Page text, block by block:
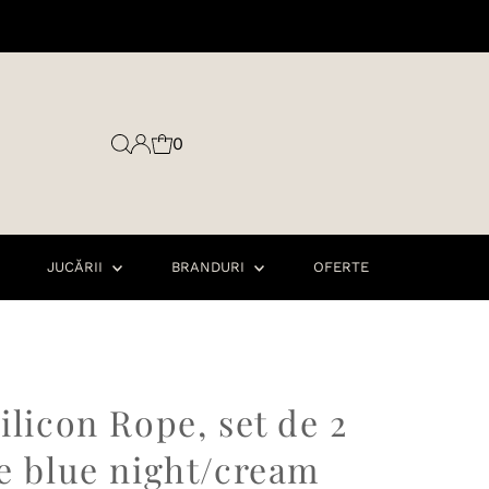
0
JUCĂRII BRANDURI OFERTE
Rope, set de 2
blue night/cream